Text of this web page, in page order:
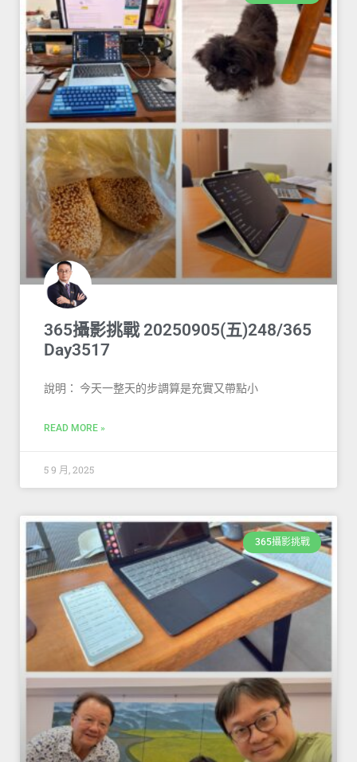
365攝影挑戰 20250905(五)248/365
Day3517
說明： 今天一整天的步調算是充實又帶點小
READ MORE »
5 9 月, 2025
365攝影挑戰